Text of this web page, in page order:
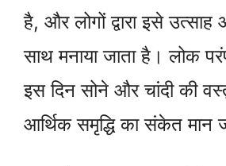
है, और लोगों द्वारा इसे उत्साह
साथ मनाया जाता है। लोक
इस दिन सोने और चांदी की
आर्थिक समृद्धि का संकेत मान